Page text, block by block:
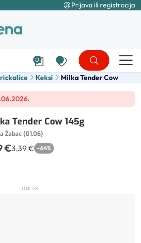
Prijava ili registracija
0
Keksi Milka Tender Cow
Tender Cow 145g
Žabac (01.06)
€3,39 € -64%
OGLAS